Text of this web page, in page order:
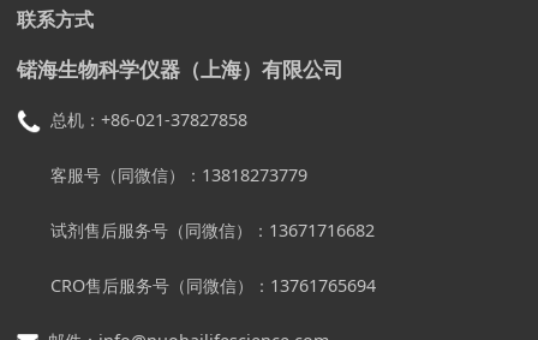
联系方式
锘海生物科学仪器（上海）有限公司
总机：+86-021-37827858
客服号（同微信）：13818273779
试剂售后服务号 （同微信）： 13671716682
CRO售后服务号 （同微信）： 13761765694